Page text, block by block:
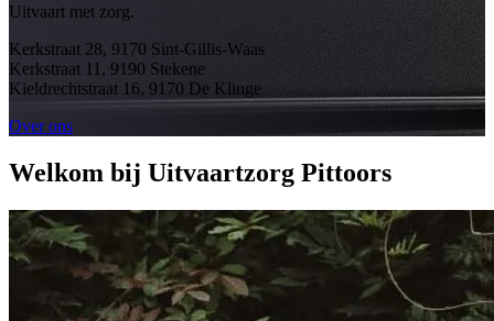
Uitvaart met zorg.
Kerkstraat 28, 9170 Sint-Gillis-Waas
Kerkstraat 11, 9190 Stekene
Kieldrechtstraat 16, 9170 De Klinge
Over ons
Welkom bij Uitvaartzorg Pittoors